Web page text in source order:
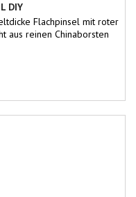
professionellen
Sie für...
DIY
Flachpinsel mit roter
aus reinen Chinaborsten
Gute Malerqualität
Beizen und Lackieren